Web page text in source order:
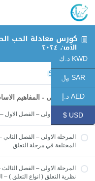
كورس معادلة الحب
الآمن ٢٠٢٤
المرحلة الاولى - المفاهيم
المرحلة الاولى – الفصل
المرحلة الاولى – الفصل
المختلفة في مرحلة التعلق
المرحلة الاولى – الفصل
نظرية التعلق ( انواع التعلق ) –
KWD د.ك
SAR ﷼
AED د.إ
USD $